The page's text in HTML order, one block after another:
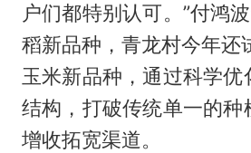
户们都特别认可。”付鸿
稻新品种，青龙村今年还
玉米新品种，通过科学优
结构，打破传统单一的种
增收拓宽渠道。